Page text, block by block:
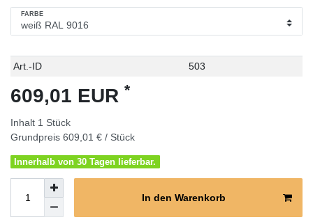
FARBE
Technisches
Wert
Art.-ID 503
609,01 EUR *
Inhalt 1 Stück
Grundpreis 609,01 € / Stück
Innerhalb von 30 Tagen lieferbar.
In den Warenkorb